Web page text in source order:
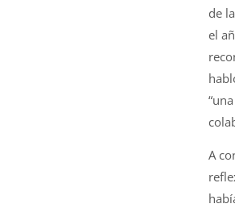
de
el
A